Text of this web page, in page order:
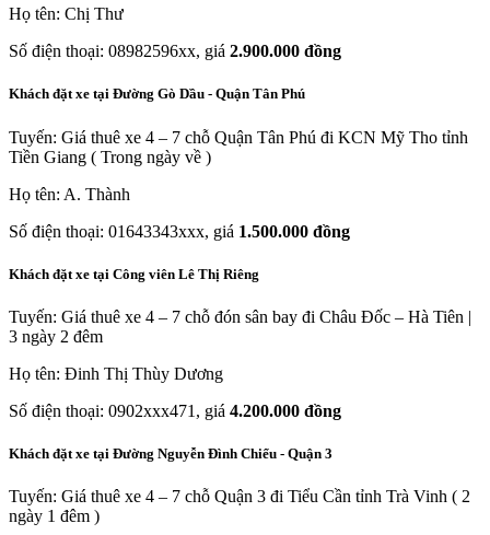
Họ tên: Chị Thư
Số điện thoại: 08982596xx, giá 2.900.000 đồng
Khách đặt xe tại Đường Gò Dầu - Quận Tân Phú
Tuyến: Giá thuê xe 4 – 7 chỗ Quận Tân Phú đi KCN Mỹ Tho tỉnh
Tiền Giang ( Trong ngày về )
Họ tên: A. Thành
Số điện thoại: 01643343xxx, giá 1.500.000 đồng
Khách đặt xe tại Công viên Lê Thị Riêng
Tuyến: Giá thuê xe 4 – 7 chỗ đón sân bay đi Châu Đốc – Hà Tiên |
3 ngày 2 đêm
Họ tên: Đinh Thị Thùy Dương
Số điện thoại: 0902xxx471, giá 4.200.000 đồng
Khách đặt xe tại Đường Nguyễn Đình Chiểu - Quận 3
Tuyến: Giá thuê xe 4 – 7 chỗ Quận 3 đi Tiểu Cần tỉnh Trà Vinh ( 2
ngày 1 đêm )